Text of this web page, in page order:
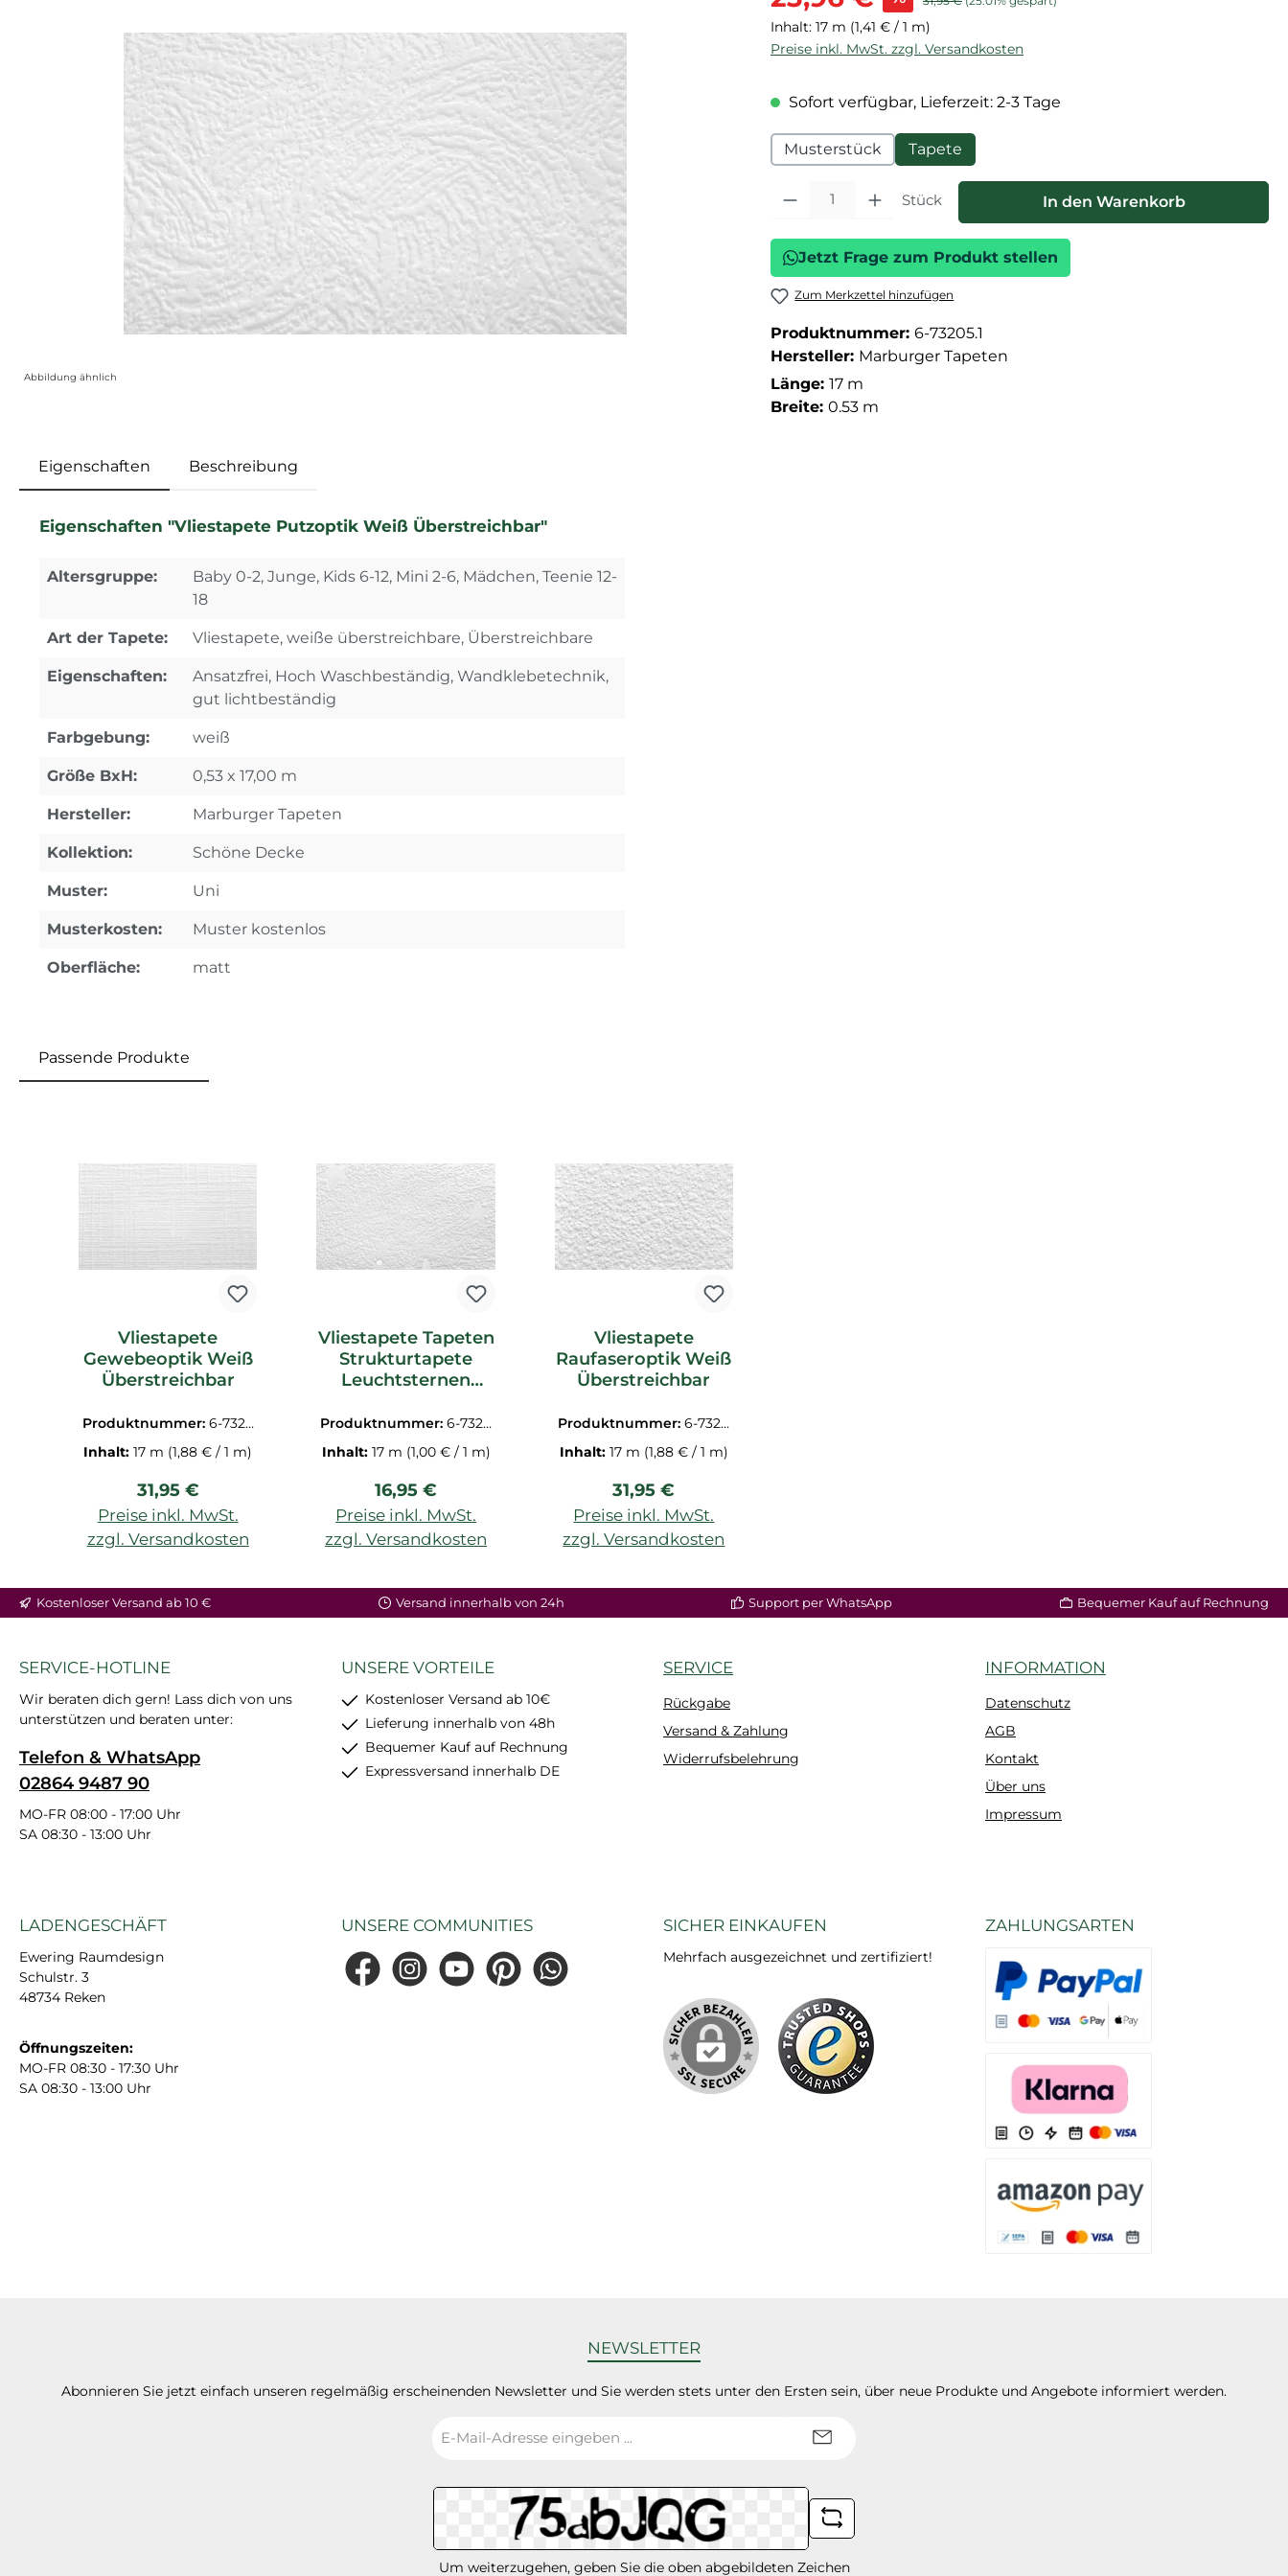
Abbildung ähnlich
Inhalt: 17 m (1,41 € / 1 m)
Preise inkl. MwSt. zzgl. Versandkosten
Sofort verfügbar, Lieferzeit: 2-3 Tage
Musterstück Tapete
Produkt Anzahl: Gib den gewünschten Wert ein oder benutze die
Stück In den Warenkorb
Jetzt Frage zum Produkt stellen
Zum Merkzettel hinzufügen
Produktnummer: 6-73205.1
Hersteller: Marburger Tapeten
Länge: 17 m
Breite: 0.53 m
Eigenschaften Beschreibung
Eigenschaften "Vliestapete Putzoptik Weiß Überstreichbar"
Altersgruppe:
Baby 0-2, Junge, Kids 6-12, Mini 2-6, Mädchen, Teenie 12-
18
Art der Tapete: Vliestapete, weiße überstreichbare, Überstreichbare
Eigenschaften:
Ansatzfrei, Hoch Waschbeständig, Wandklebetechnik,
gut lichtbeständig
Farbgebung: weiß
Größe BxH: 0,53 x 17,00 m
Hersteller: Marburger Tapeten
Kollektion: Schöne Decke
Muster: Uni
Musterkosten: Muster kostenlos
Oberfläche: matt
Passende Produkte
Vliestapete
Gewebeoptik Weiß
Überstreichbar
Produktnummer: 6-7320
6.1M
Inhalt:17 m (1,88 € / 1 m)
Regulärer Preis:
31,95 €
Preise inkl. MwSt.
zzgl. Versandkosten
Vliestapete Tapeten
Strukturtapete
Leuchtsternen
_L
Produktnummer:6-7320
7.1M
Inhalt: 17 m (1,00 € / 1 m)
Regulärer Preis:
16,95 €
Preise inkl. MwSt.
zzgl. Versandkosten
Vliestapete
Raufaseroptik Weiß
Überstreichbar
Produktnummer:6-7320
2.1M
Inhalt: 17 m (1,88 € / 1 m)
Regulärer Preis:
31,95 €
Preise inkl. MwSt.
zzgl. Versandkosten
Kostenloser Versand ab 10 € Versand innerhalb von 24h Support per WhatsApp Bequemer Kauf auf Rechnung
SERVICE-HOTLINE
Wir beraten dich gern! Lass dich von uns
unterstützen und beraten unter:
Telefon & WhatsApp
02864 9487 90
MO-FR 08:00 - 17:00 Uhr
SA 08:30 - 13:00 Uhr
UNSERE VORTEILE
Kostenloser Versand ab 10€
Lieferung innerhalb von 48h
Bequemer Kauf auf Rechnung
Expressversand innerhalb DE
SERVICE
Rückgabe
Versand & Zahlung
Widerrufsbelehrung
INFORMATION
Datenschutz
AGB
Kontakt
Über uns
Impressum
LADENGESCHÄFT
Ewering Raumdesign
Schulstr. 3
48734 Reken
Öffnungszeiten:
MO-FR 08:30 - 17:30 Uhr
SA 08:30 - 13:00 Uhr
UNSERE COMMUNITIES
FacebookInstagramYouTubePinterestWhatsApp
SICHER EINKAUFEN
Mehrfach ausgezeichnet und zertifiziert!
ZAHLUNGSARTEN
NEWSLETTER
Abonnieren Sie jetzt einfach unseren regelmäßig erscheinenden Newsletter und Sie werden stets unter den Ersten sein, über neue Produkte und Angebote informiert werden.
Mail-
*
Um weiterzugehen, geben Sie die oben abgebildeten Zeichen